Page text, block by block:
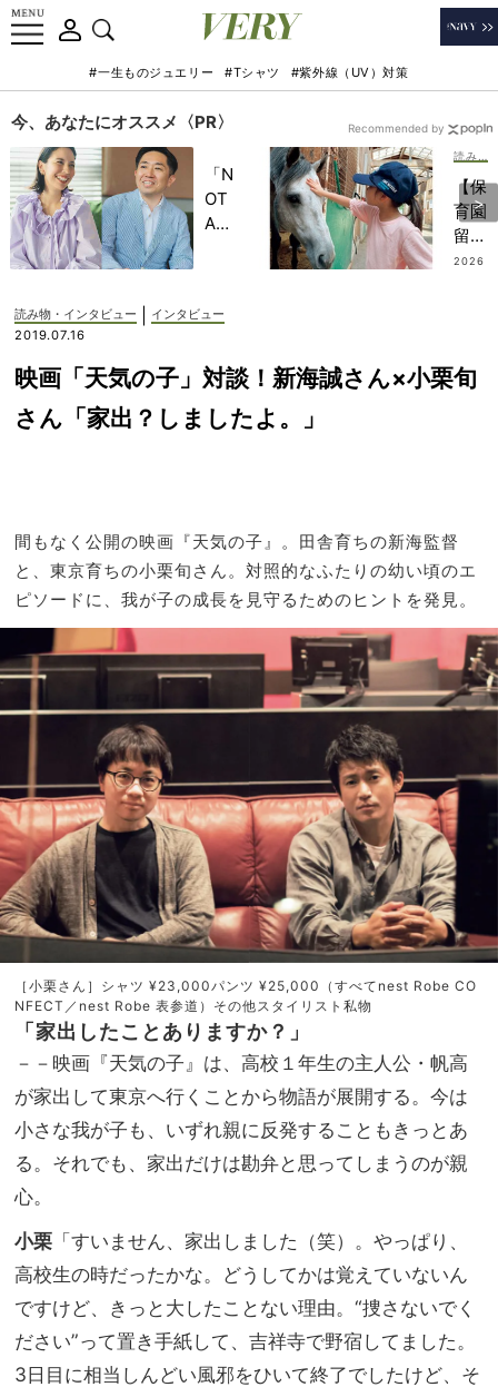
#一生ものジュエリー #Tシャツ #紫外線（UV）対策
今、あなたにオススメ〈PR〉
「N
OT
A
子ど
記憶
に一
生残
旅】
を
【保
育園
留
学】
に！
と北
海
道”
を行
き来
して
家族
で決
2026
Recommended by
読み物・インタビュー
インタビュー
2019.07.16
映画「天気の子」対談！新海誠さん×小栗旬
さん「家出？しましたよ。」
間もなく公開の映画『天気の子』。田舎育ちの新海監督
と、東京育ちの小栗旬さん。対照的なふたりの幼い頃のエ
ピソードに、我が子の成長を見守るためのヒントを発見。
［小栗さん］シャツ ¥23,000パンツ ¥25,000（すべてnest Robe CO
NFECT／nest Robe 表参道）その他スタイリスト私物
「家出したことありますか？」
－－映画『天気の子』は、高校１年生の主人公・帆高
が家出して東京へ行くことから物語が展開する。今は
小さな我が子も、いずれ親に反発することもきっとあ
る。それでも、家出だけは勘弁と思ってしまうのが親
心。
小栗 「すいません、家出しました（笑）。やっぱり、
高校生の時だったかな。どうしてかは覚えていないん
ですけど、きっと大したことない理由。“捜さないでく
ださい”って置き手紙して、吉祥寺で野宿してました。
3日目に相当しんどい風邪をひいて終了でしたけど、そ